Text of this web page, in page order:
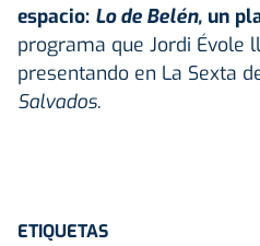
espacio: Lo de Belén, un
programa que Jordi Évole
presentando en La Sexta
Salvados.
ETIQUETAS